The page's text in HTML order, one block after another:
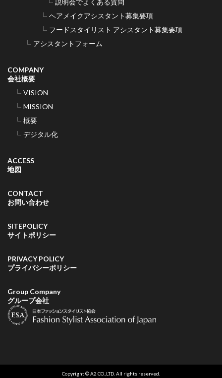
ヘアメイクアシスタント募集要項
フードスタイリスト アシスタント募集要項
アシスタントフォーム
COMPANY
会社概要
VISION
MISSION
概要
デジタル化
ACCESS
地図
CONTACT
お問い合わせ
SITEPOLICY
サイトポリシー
PRIVACY POLICY
プライバシーポリシー
Group Company
グループ会社
Copyright © A2 CO.,LTD. All rights reserved.